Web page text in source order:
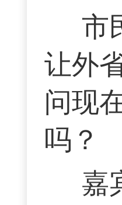
市
让外
问现
吗？
嘉